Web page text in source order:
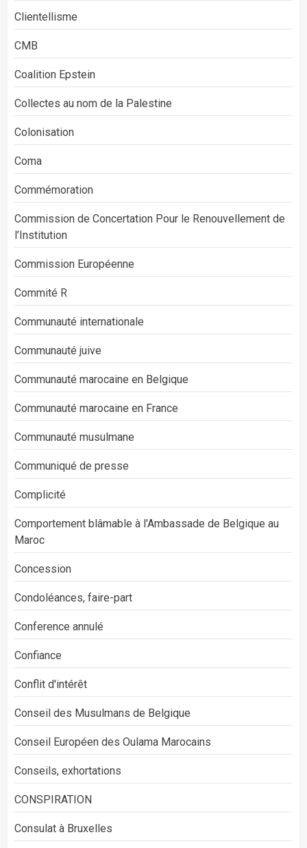
Clientellisme
CMB
Coalition Epstein
Collectes au nom de la Palestine
Colonisation
Coma
Commémoration
Commission de Concertation Pour le Renouvellement de
l’Institution
Commission Européenne
Commité R
Communauté internationale
Communauté juive
Communauté marocaine en Belgique
Communauté marocaine en France
Communauté musulmane
Communiqué de presse
Complicité
Comportement blâmable à l'Ambassade de Belgique au
Maroc
Concession
Condoléances, faire-part
Conference annulé
Confiance
Conflit d'intérêt
Conseil des Musulmans de Belgique
Conseil Européen des Oulama Marocains
Conseils, exhortations
CONSPIRATION
Consulat à Bruxelles